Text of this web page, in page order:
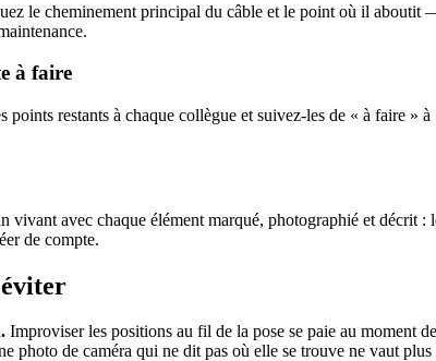
le cheminement principal du câble et le point où il
à faire
points restants à chaque collègue et suivez-les de « à faire
vivant avec chaque élément marqué, photographié et
de compte.
Improviser les positions au fil de la pose se paie au moment
photo de caméra qui ne dit pas où elle se trouve ne vaut